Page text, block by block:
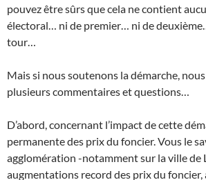
pouvez être sûrs que cela ne contient
électoral… ni de premier… ni de
tour…
Mais si nous soutenons la démarche,
plusieurs commentaires et questions…
D’abord, concernant l’impact de cette
permanente des prix du foncier. Vous le
agglomération -notamment sur la ville de
augmentations record des prix du foncier,